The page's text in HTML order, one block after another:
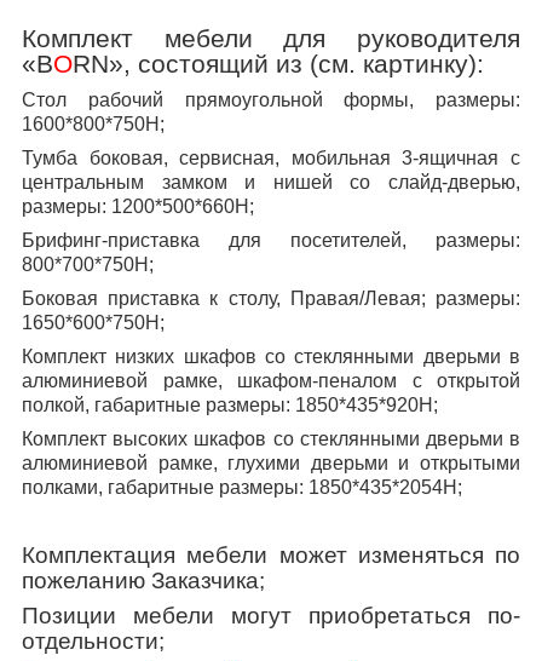
Комплект мебели для руководителя
«BORN», состоящий из (см. картинку):
Стол рабочий прямоугольной формы, размеры:
1600*800*750Н;
Тумба боковая, сервисная, мобильная 3-ящичная с
центральным замком и нишей со слайд-дверью,
размеры: 1200*500*660Н;
Брифинг-приставка для посетителей, размеры:
800*700*750Н;
Боковая приставка к столу, Правая/Левая; размеры:
1650*600*750Н;
Комплект низких шкафов со стеклянными дверьми в
алюминиевой рамке, шкафом-пеналом с открытой
полкой, габаритные размеры: 1850*435*920Н;
Комплект высоких шкафов со стеклянными дверьми в
алюминиевой рамке, глухими дверьми и открытыми
полками, габаритные размеры: 1850*435*2054Н;
Комплектация мебели может изменяться по
пожеланию Заказчика;
Позиции мебели могут приобретаться по-
отдельности;